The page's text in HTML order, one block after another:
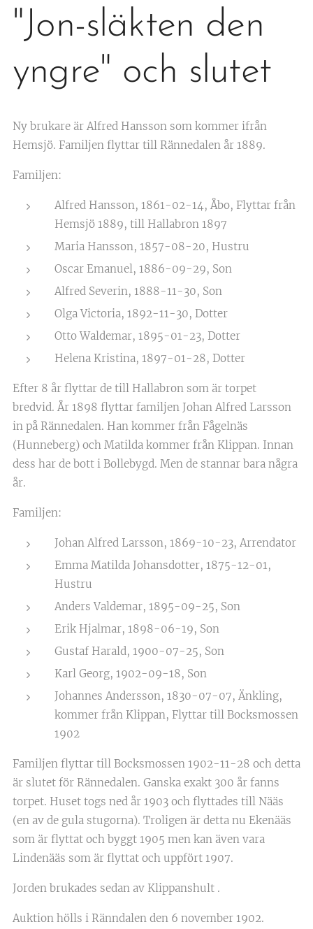
"Jon-släkten den
yngre" och slutet
Ny brukare är Alfred Hansson som kommer ifrån
Hemsjö. Familjen flyttar till Rännedalen år 1889.
Familjen:
Alfred Hansson, 1861-02-14, Åbo, Flyttar från
Hemsjö 1889, till Hallabron 1897
Maria Hansson, 1857-08-20, Hustru
Oscar Emanuel, 1886-09-29, Son
Alfred Severin, 1888-11-30, Son
Olga Victoria, 1892-11-30, Dotter
Otto Waldemar, 1895-01-23, Dotter
Helena Kristina, 1897-01-28, Dotter
Efter 8 år flyttar de till Hallabron som är torpet
bredvid. År 1898 flyttar familjen Johan Alfred Larsson
in på Rännedalen. Han kommer från Fågelnäs
(Hunneberg) och Matilda kommer från Klippan. Innan
dess har de bott i Bollebygd. Men de stannar bara några
år.
Familjen:
Johan Alfred Larsson, 1869-10-23, Arrendator
Emma Matilda Johansdotter, 1875-12-01,
Hustru
Anders Valdemar, 1895-09-25, Son
Erik Hjalmar, 1898-06-19, Son
Gustaf Harald, 1900-07-25, Son
Karl Georg, 1902-09-18, Son
Johannes Andersson, 1830-07-07, Änkling,
kommer från Klippan, Flyttar till Bocksmossen
1902
Familjen flyttar till Bocksmossen 1902-11-28 och detta
är slutet för Rännedalen. Ganska exakt 300 år fanns
torpet. Huset togs ned år 1903 och flyttades till Nääs
(en av de gula stugorna). Troligen är detta nu Ekenääs
som är flyttat och byggt 1905 men kan även vara
Lindenääs som är flyttat och uppfört 1907.
Jorden brukades sedan av Klippanshult .
Auktion hölls i Ränndalen den 6 november 1902.